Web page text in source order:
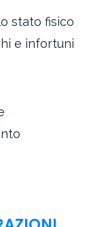
stato fisico
e infortuni